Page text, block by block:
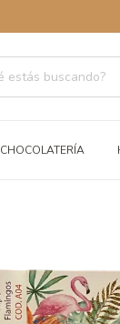
ENVÍOS
CHOCOLATERÍA